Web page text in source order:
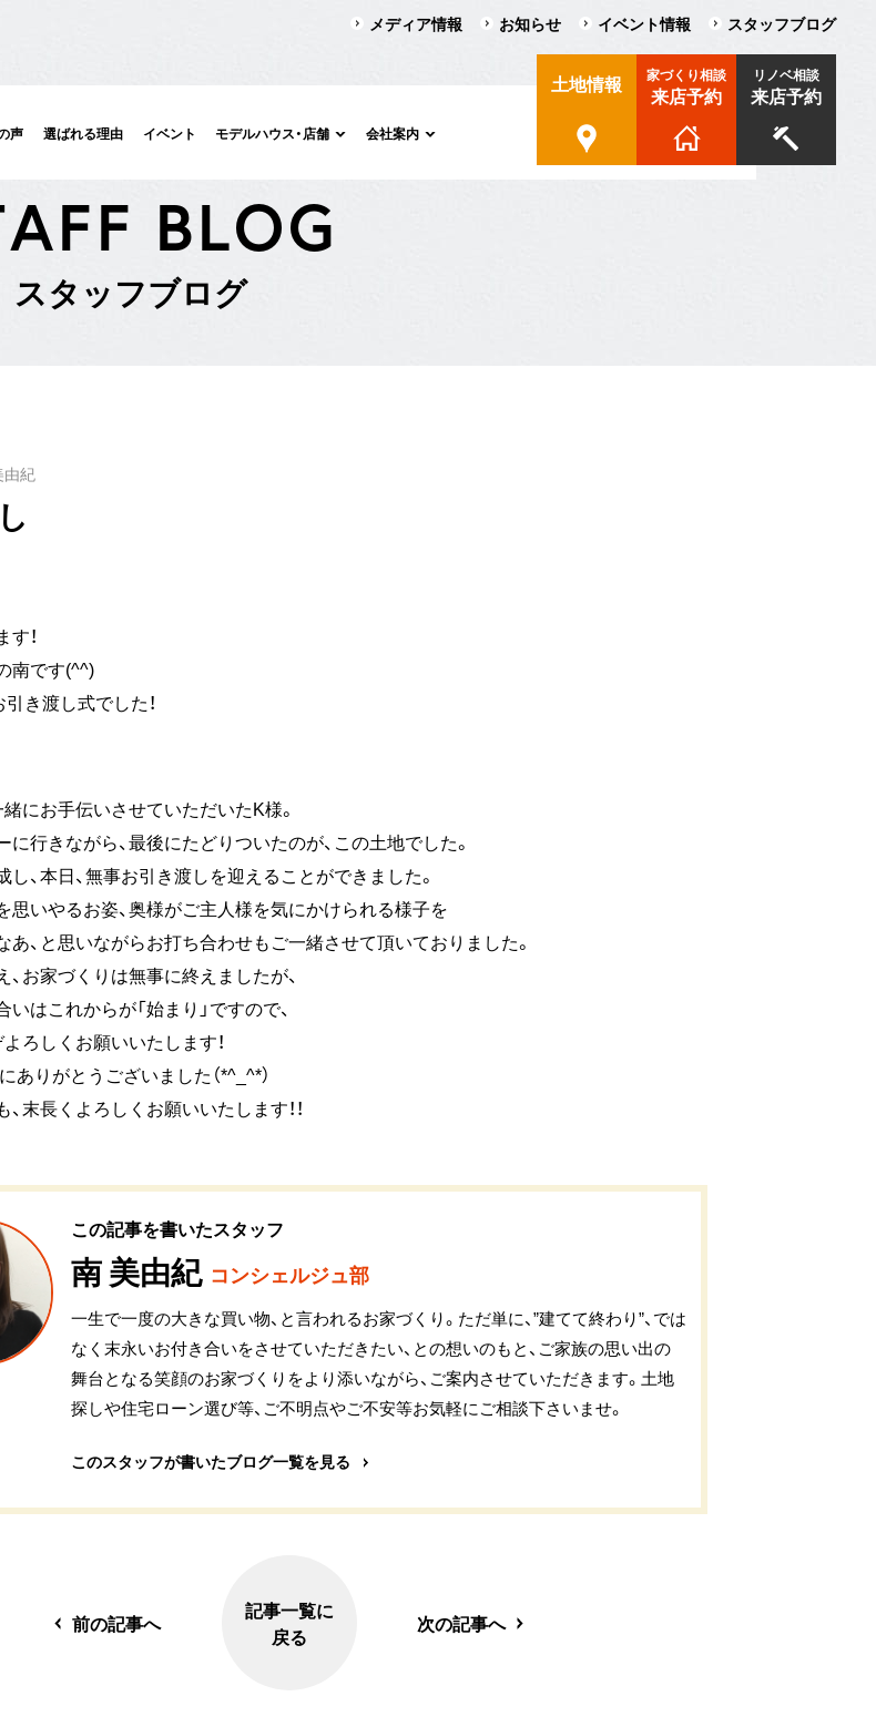
声 選ばれる理由 イベント モデルハウス・店舗 会社案内
土地情報 家づくり相談
来店予約
リノベ相談
来店予約
メディア情報 お知らせ イベント情報 スタッフブログ
AFF BLOG
スタッフブログ
由紀
！
南です(^^)
き渡し式でした！
にお手伝いさせていただいたK様。
行きながら、最後にたどりついたのが、この土地でした。
、本日、無事お引き渡しを迎えることができました。
思いやるお姿、奥様がご主人様を気にかけられる様子を
あ、と思いながらお打ち合わせもご一緒させて頂いておりました。
お家づくりは無事に終えましたが、
はこれからが「始まり」ですので、
ろしくお願いいたします！
ありがとうございました（*^_^*）
末長くよろしくお願いいたします！！
この記事を書いたスタッフ
南 美由紀 コンシェルジュ部
一生で一度の大きな買い物、と言われるお家づくり。ただ単に、”建てて終わり”、では
なく末永いお付き合いをさせていただきたい、との想いのもと、ご家族の思い出の
舞台となる笑顔のお家づくりをより添いながら、ご案内させていただきます。土地
探しや住宅ローン選び等、ご不明点やご不安等お気軽にご相談下さいませ。
このスタッフが書いたブログ一覧を見る
前の記事へ
記事一覧に
戻る
次の記事へ